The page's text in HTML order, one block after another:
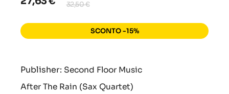
32,50 €
SCONTO -15%
Publisher: Second Floor Music
After The Rain (Sax Quartet)